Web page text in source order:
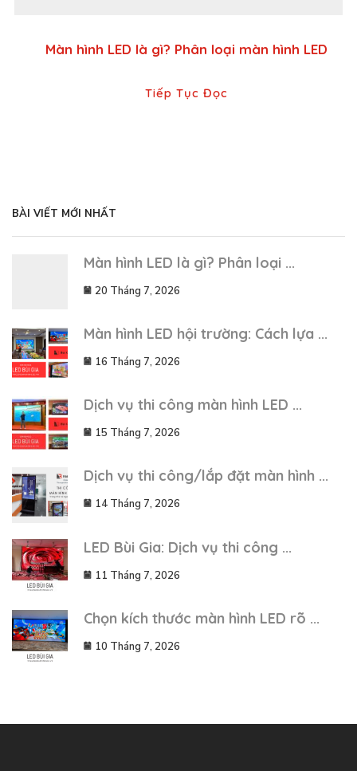
Màn hình LED là gì? Phân loại màn hình LED
Tiếp Tục Đọc
BÀI VIẾT MỚI NHẤT
Màn hình LED là gì? Phân loại ...
20 Tháng 7, 2026
Màn hình LED hội trường: Cách lựa ...
16 Tháng 7, 2026
Dịch vụ thi công màn hình LED ...
15 Tháng 7, 2026
Dịch vụ thi công/lắp đặt màn hình ...
14 Tháng 7, 2026
LED Bùi Gia: Dịch vụ thi công ...
11 Tháng 7, 2026
Chọn kích thước màn hình LED rõ ...
10 Tháng 7, 2026